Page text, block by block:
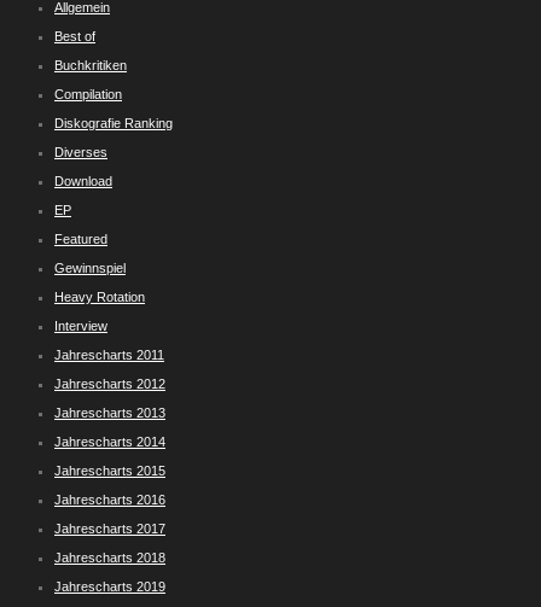
Allgemein
Best of
Buchkritiken
Compilation
Diskografie Ranking
Diverses
Download
EP
Featured
Gewinnspiel
Heavy Rotation
Interview
Jahrescharts 2011
Jahrescharts 2012
Jahrescharts 2013
Jahrescharts 2014
Jahrescharts 2015
Jahrescharts 2016
Jahrescharts 2017
Jahrescharts 2018
Jahrescharts 2019